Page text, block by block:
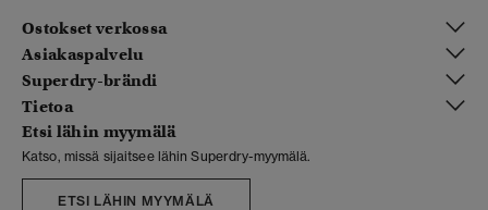
Ostokset verkossa
Asiakaspalvelu
Superdry-brändi
Tietoa
Etsi lähin myymälä
Katso, missä sijaitsee lähin Superdry-myymälä.
ETSI LÄHIN MYYMÄLÄ